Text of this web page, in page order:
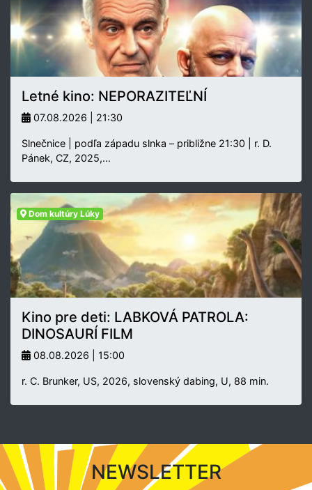
Letné kino: NEPORAZITEĽNÍ
07.08.2026 | 21:30
Slnečnice | podľa západu slnka – približne 21:30 | r. D.
Pánek, CZ, 2025,…
Dom kultúry Lúky
Kino pre deti: LABKOVÁ PATROLA:
DINOSAURÍ FILM
08.08.2026 | 15:00
r. C. Brunker, US, 2026, slovenský dabing, U, 88 min.
NEWSLETTER